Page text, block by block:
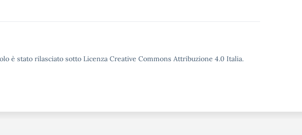
è stato rilasciato sotto Licenza Creative Commons Attribuzione 4.0 Italia.